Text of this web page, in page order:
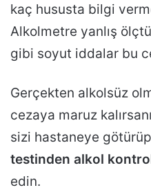
kaç hususta bilgi
Alkolmetre yanlış
gibi soyut iddalar bu
Gerçekten alkolsüz
cezaya maruz
sizi hastaneye
testinden alkol
edin.